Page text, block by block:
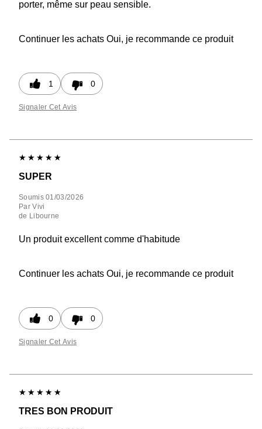
porter, même sur peau sensible.
Continuer les achats Oui, je recommande ce produit
1 0
Signaler Cet Avis
SUPER
Soumis01/03/2026
Par Vivi
de Libourne
Un produit excellent comme d'habitude
Continuer les achats Oui, je recommande ce produit
0 0
Signaler Cet Avis
TRES BON PRODUIT